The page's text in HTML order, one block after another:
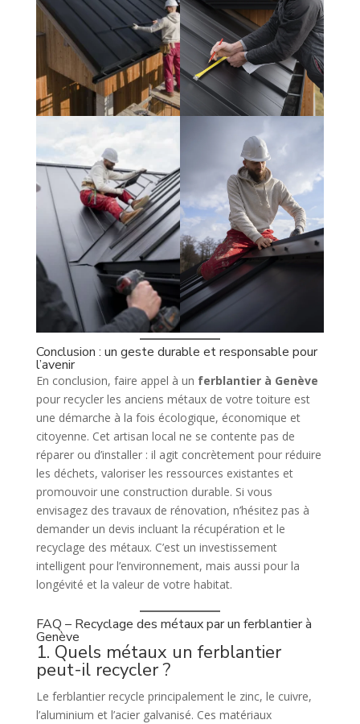
Conclusion : un geste durable et responsable pour
l’avenir
En conclusion, faire appel à un ferblantier à Genève
pour recycler les anciens métaux de votre toiture est
une démarche à la fois écologique, économique et
citoyenne. Cet artisan local ne se contente pas de
réparer ou d’installer : il agit concrètement pour réduire
les déchets, valoriser les ressources existantes et
promouvoir une construction durable. Si vous
envisagez des travaux de rénovation, n’hésitez pas à
demander un devis incluant la récupération et le
recyclage des métaux. C’est un investissement
intelligent pour l’environnement, mais aussi pour la
longévité et la valeur de votre habitat.
FAQ – Recyclage des métaux par un ferblantier à
Genève
1. Quels métaux un ferblantier
peut-il recycler ?
Le ferblantier recycle principalement le zinc, le cuivre,
l’aluminium et l’acier galvanisé. Ces matériaux